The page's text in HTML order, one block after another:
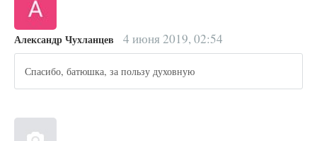
Александр Чухланцев 4 июня 2019, 02:54
Спасибо, батюшка, за пользу духовную